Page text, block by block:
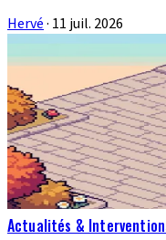
Hervé· 11 juil. 2026
Actualités &